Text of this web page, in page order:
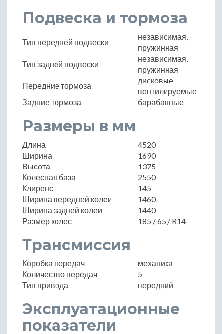
Подвеска и тормоза
Тип передней подвески
независимая,
пружинная
Тип задней подвески
независимая,
пружинная
Передние тормоза
дисковые
вентилируемые
Задние тормоза
барабанные
Размеры в мм
Длина
4520
Ширина
1690
Высота
1375
Колесная база
2550
Клиренс
145
Ширина передней колеи
1460
Ширина задней колеи
1440
Размер колес
185 / 65 / R14
Трансмиссия
Коробка передач
механика
Количество передач
5
Тип привода
передний
Эксплуатационные
показатели